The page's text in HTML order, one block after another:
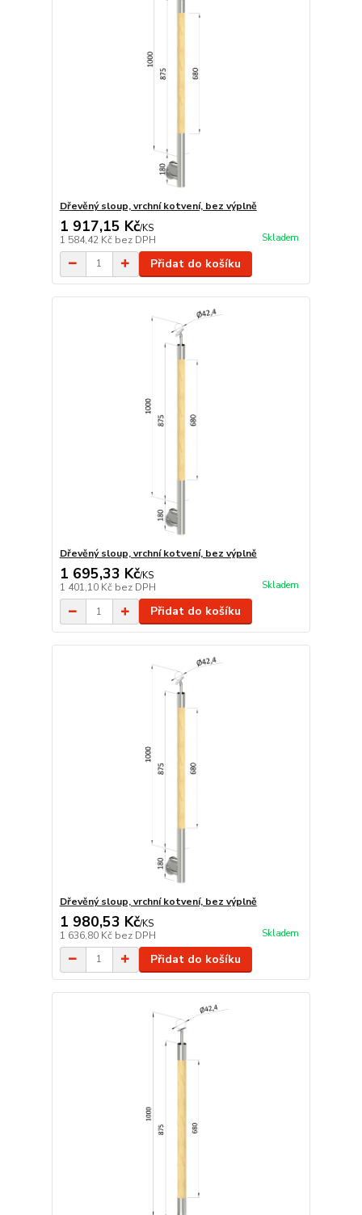
Dřevěný sloup, vrchní kotvení, bez výplně
1 917,15 Kč/KS
1 584,42 Kč bez DPH Skladem
Přidat do košíku
Dřevěný sloup, vrchní kotvení, bez výplně
1 695,33 Kč/KS
1 401,10 Kč bez DPH Skladem
Přidat do košíku
Dřevěný sloup, vrchní kotvení, bez výplně
1 980,53 Kč/KS
1 636,80 Kč bez DPH Skladem
Přidat do košíku